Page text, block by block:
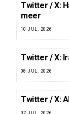
Twitter / X:
meer
10 JUL. 2026
Twitter / X:
08 JUL. 2026
Twitter / X:
07 JUL. 2026